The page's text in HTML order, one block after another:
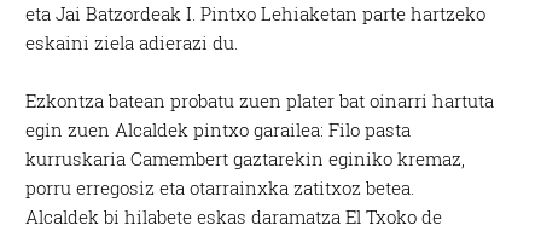
eta Jai Batzordeak I. Pintxo Lehiaketan parte hartzeko
eskaini ziela adierazi du.
Ezkontza batean probatu zuen plater bat oinarri hartuta
egin zuen Alcaldek pintxo garailea: Filo pasta
kurruskaria Camembert gaztarekin eginiko kremaz,
porru erregosiz eta otarrainxka zatitxoz betea.
Alcaldek bi hilabete eskas daramatza El Txoko de